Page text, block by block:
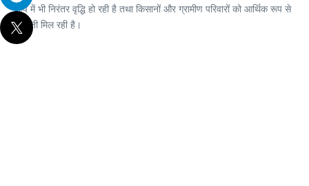
आय में भी निरंतर वृद्धि हो रही है तथा किसानों और ग्रामीण परिवारों को आर्थिक रूप से
मजबूती मिल रही है।